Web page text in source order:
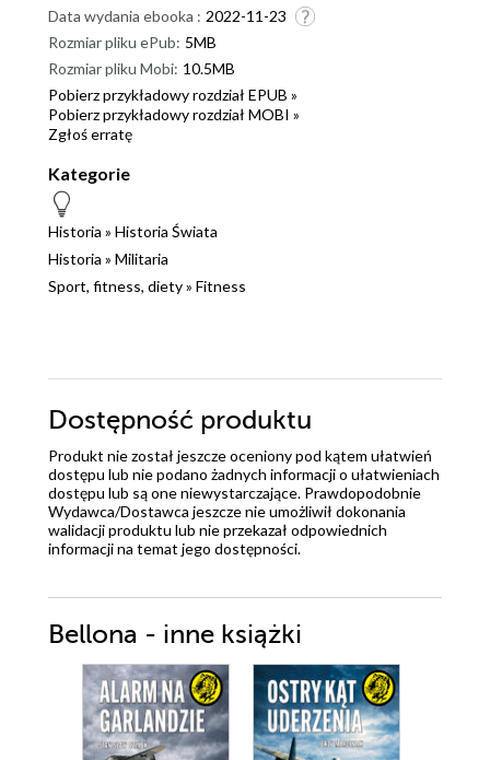
Data wydania ebooka : 2022-11-23
Rozmiar pliku ePub: 5MB
Rozmiar pliku Mobi: 10.5MB
Pobierz przykładowy rozdział EPUB »
Pobierz przykładowy rozdział MOBI »
Zgłoś erratę
Kategorie
Historia » Historia Świata
Historia » Militaria
Sport, fitness, diety» Fitness
Dostępność produktu
Produkt nie został jeszcze oceniony pod kątem ułatwień
dostępu lub nie podano żadnych informacji o ułatwieniach
dostępu lub są one niewystarczające. Prawdopodobnie
Wydawca/Dostawca jeszcze nie umożliwił dokonania
walidacji produktu lub nie przekazał odpowiednich
informacji na temat jego dostępności.
Bellona - inne książki